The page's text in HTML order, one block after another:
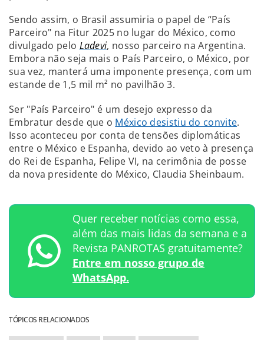
Sendo assim, o Brasil assumiria o papel de “País
Parceiro" na Fitur 2025 no lugar do México, como
divulgado pelo Ladevi, nosso parceiro na Argentina.
Embora não seja mais o País Parceiro, o México, por
sua vez, manterá uma imponente presença, com um
estande de 1,5 mil m² no pavilhão 3.
Ser "País Parceiro" é um desejo expresso da
Embratur desde que o México desistiu do convite.
Isso aconteceu por conta de tensões diplomáticas
entre o México e Espanha, devido ao veto à presença
do Rei de Espanha, Felipe VI, na cerimônia de posse
da nova presidente do México, Claudia Sheinbaum.
Quer receber notícias como essa,
além das mais lidas da semana e a
Revista PANROTAS gratuitamente?
Entre em nosso grupo de
WhatsApp.
TÓPICOS RELACIONADOS